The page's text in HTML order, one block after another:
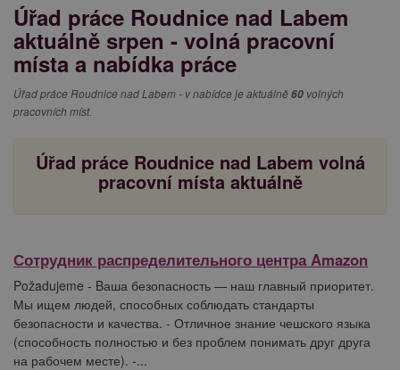
Úřad práce Roudnice nad Labem
aktuálně srpen - volná pracovní
místa a nabídka práce
Úřad práce Roudnice nad Labem - v nabídce je aktuálně 60 volných
pracovních míst.
Úřad práce Roudnice nad Labem volná
pracovní místa aktuálně
Сотрудник распределительного центра Amazon
Požadujeme - Bаша безопасность — наш главный приоритет.
Мы ищем людей, способных соблюдать стандарты
безопасности и качества. - Отличное знание чешского языка
(способность полностью и без проблем понимать друг друга
на рабочем месте). -...